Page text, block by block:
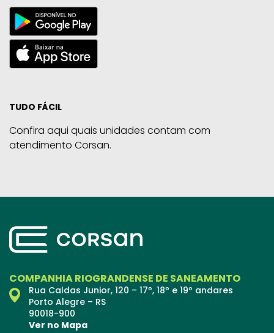
TUDO FÁCIL
Confira aqui quais unidades contam com
atendimento Corsan.
COMPANHIA RIOGRANDENSE DE SANEAMENTO
Rua Caldas Junior, 120 – 17º, 18º e 19º andares
Porto Alegre – RS
90018-900
Ver no Mapa